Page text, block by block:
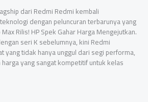
dari Redmi Redmi kembali
dengan peluncuran terbarunya yang
Rilis! HP Spek Gahar Harga Mengejutkan.
seri K sebelumnya, kini Redmi
yang tidak hanya unggul dari segi performa,
yang sangat kompetitif untuk kelas